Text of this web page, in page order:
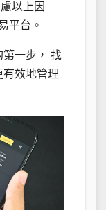
以上因
平台。
第一步， 找
有效地管理